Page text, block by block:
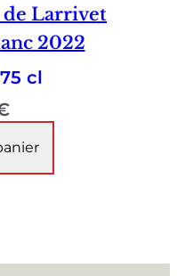
de Larrivet
2022
cl